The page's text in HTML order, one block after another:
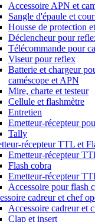
Accessoire APN et
Sangle d'épaule et
Housse de protection
Déclencheur pour
Télécommande pour
Viseur pour reflex
Batterie et chargeur
caméscope et APN
Mire, charte et testeur
Cellule et flashmètre
Entretien
Emetteur-récepteur
Tally
récepteur TTL et
Emetteur-récepteur
Flash cobra
Emetteur-récepteur
Accessoire pour flash
cadreur et chef
Accessoire cadreur et
Clap et insert